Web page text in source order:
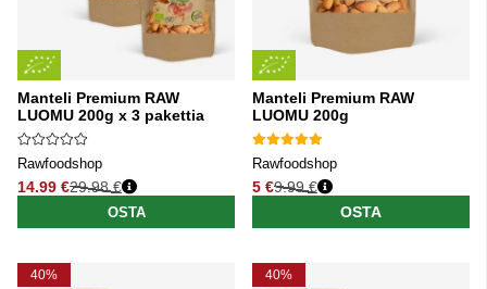
Manteli Premium RAW
LUOMU 200g x 3 pakettia
Rawfoodshop
14.99 €
Normaali hinta
29.98 €
OSTA
Manteli Premium RAW
LUOMU 200g
Rawfoodshop
5 €
Normaali hinta
9.99 €
OSTA
40% 40%